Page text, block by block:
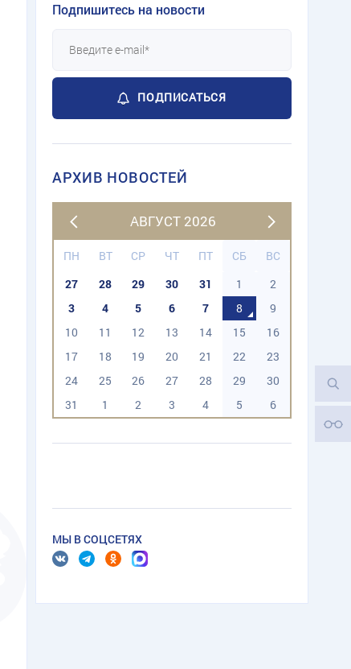
Подпишитесь на новости
ПОДПИСАТЬСЯ
АРХИВ НОВОСТЕЙ
АВГУСТ 2026
ПН ВТ СР ЧТ ПТ СБ
ВС
27
28 29 30 31 1
2
3
4 5 6 7 8
9
10
11 12 13 14 15
16
17
18 19 20 21 22
23
24
25 26 27 28 29
30
31
1 2 3 4 5 6
МЫ В СОЦСЕТЯХ